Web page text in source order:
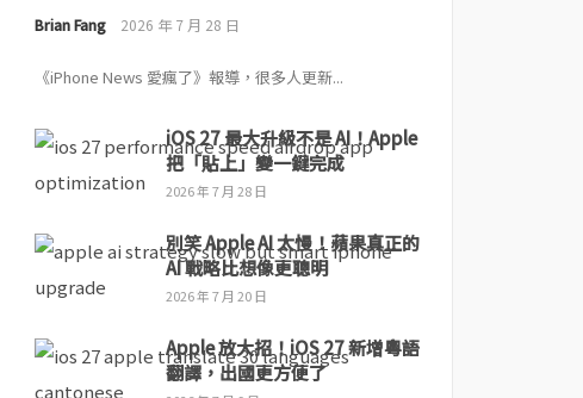
Brian Fang 2026 年 7 月 28 日
《iPhone News 愛瘋了》報導，很多人更新...
iOS 27 最大升級不是 AI！Apple
把「貼上」變一鍵完成
2026 年 7 月 28 日
別笑 Apple AI 太慢！蘋果真正的
AI 戰略比想像更聰明
2026 年 7 月 20 日
Apple 放大招！iOS 27 新增粵語
翻譯，出國更方便了